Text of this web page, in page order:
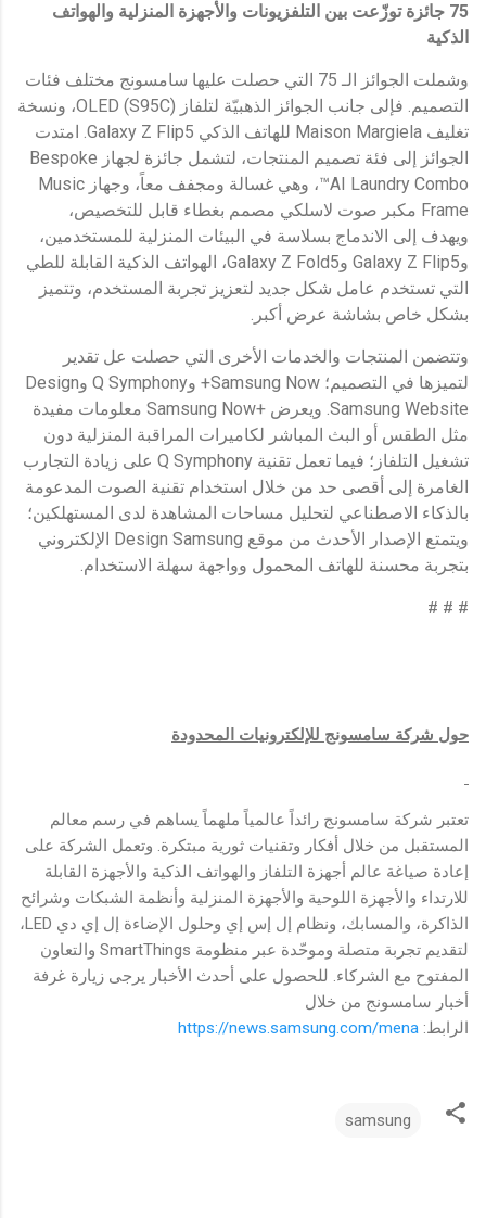
75 جائزةتوزّعت بين التلفزيونات والأجهزة المنزلية والهواتف
الذكية
وشملت الجوائز الـ 75 التي حصلت عليها سامسونج مختلف فئات
التصميم. فإلى جانب الجوائز الذهبيّة لتلفاز OLED (S95C)، ونسخة
تغليف Maison Margiela للهاتف الذكي Galaxy Z Flip5. امتدت
الجوائز إلى فئة تصميم المنتجات، لتشمل جائزة لجهاز Bespoke
AI Laundry Combo™، وهي غسالة ومجفف معاً، وجهاز Music
Frame مكبر صوت لاسلكي مصمم بغطاء قابل للتخصيص،
ويهدف إلى الاندماج بسلاسة في البيئات المنزلية للمستخدمين،
وGalaxy Z Flip5 وGalaxy Z Fold5، الهواتف الذكية القابلة للطي
التي تستخدم عامل شكل جديد لتعزيز تجربة المستخدم، وتتميز
بشكل خاص بشاشة عرض أكبر.
وتتضمن المنتجات والخدمات الأخرى التي حصلت عل تقدير
لتميزها في التصميم؛ Samsung Now+ وQ Symphony وDesign
Samsung Website. ويعرض +Samsung Now معلومات مفيدة
مثل الطقس أو البث المباشر لكاميرات المراقبة المنزلية دون
تشغيل التلفاز؛ فيما تعمل تقنية Q Symphony على زيادة التجارب
الغامرة إلى أقصى حد من خلال استخدام تقنية الصوت المدعومة
بالذكاء الاصطناعي لتحليل مساحات المشاهدة لدى المستهلكين؛
ويتمتع الإصدار الأحدث من موقع Design Samsung الإلكتروني
بتجربة محسنة للهاتف المحمول وواجهة سهلة الاستخدام.
# # #
حول شركة سامسونج للإلكترونيات المحدودة
تعتبر شركة سامسونج رائداً عالمياً ملهماً يساهم في رسم معالم
المستقبل من خلال أفكار وتقنيات ثورية مبتكرة. وتعمل الشركة على
إعادة صياغة عالم أجهزة التلفاز والهواتف الذكية والأجهزة القابلة
للارتداء والأجهزة اللوحية والأجهزة المنزلية وأنظمة الشبكات وشرائح
الذاكرة، والمسابك، ونظام إل إس إي وحلول الإضاءة إل إي دي LED،
لتقديم تجربة متصلة وموحّدة عبر منظومة SmartThings والتعاون
المفتوح مع الشركاء. للحصول على أحدث الأخبار يرجى زيارة غرفة
أخبار سامسونج من خلال
الرابط: https://news.samsung.com/mena
samsung